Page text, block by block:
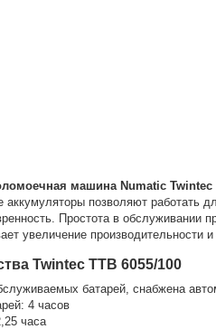
машина Numatic Twintec
позволяют работать
Простота в обслуживании
увеличение производительности
Twintec TTB 6055/100
батарей, снабжена
4 часов
часа